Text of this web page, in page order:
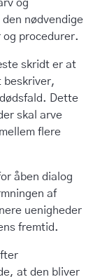
og
nødvendige
procedurer.
skridt er at
beskriver,
Dette
skal arve
flere
åben dialog
af
uenigheder
fremtid.
at den bliver